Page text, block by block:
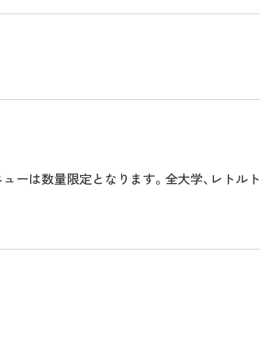
は数量限定となります。全大学、レトル